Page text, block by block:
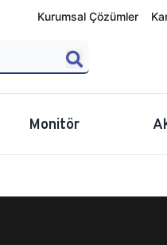
Kurumsal Çözümler
Monitör